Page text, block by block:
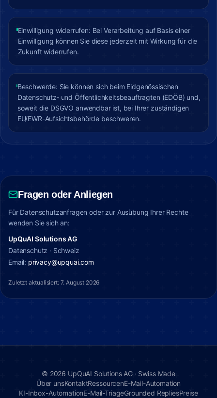
Einwilligung widerrufen: Bei Verarbeitung auf Basis einer
Einwilligung können Sie diese jederzeit mit Wirkung für die
Zukunft widerrufen.
Beschwerde: Sie können sich beim Eidgenössischen
Datenschutz‑ und Öffentlichkeitsbeauftragten (EDÖB) und,
soweit die DSGVO anwendbar ist, bei Ihrer zuständigen
EU/EWR-Aufsichtsbehörde beschweren.
Fragen oder Anliegen
Für Datenschutzanfragen oder zur Ausübung Ihrer Rechte
wenden Sie sich an:
UpQuAI Solutions AG
Datenschutz · Schweiz
Email: privacy@upquai.com
Zuletzt aktualisiert: 7. August 2026
© 2026 UpQuAI Solutions AG · Swiss Made
Über unsKontaktRessourcenE-Mail-Automation
KI-Inbox-AutomationE-Mail-TriageGrounded RepliesPreise